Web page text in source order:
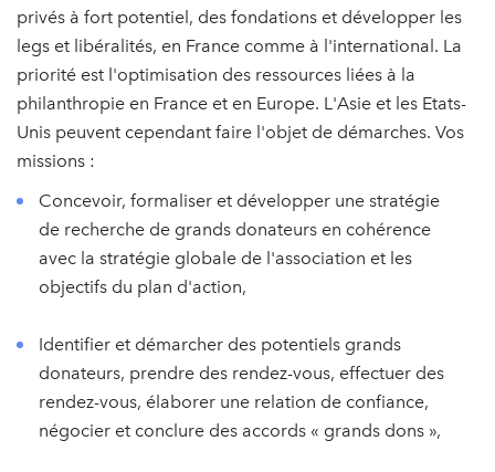
privés à fort potentiel, des fondations et développer les
legs et libéralités, en France comme à l'international. La
priorité est l'optimisation des ressources liées à la
philanthropie en France et en Europe. L'Asie et les Etats-
Unis peuvent cependant faire l'objet de démarches. Vos
missions :
Concevoir, formaliser et développer une stratégie
de recherche de grands donateurs en cohérence
avec la stratégie globale de l'association et les
objectifs du plan d'action,
Identifier et démarcher des potentiels grands
donateurs, prendre des rendez-vous, effectuer des
rendez-vous, élaborer une relation de confiance,
négocier et conclure des accords « grands dons »,